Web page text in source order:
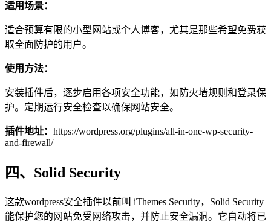
适用场景：
适合预算有限的小型网站或个人博客，尤其是那些希望免费获
取全面防护的用户。
使用方法：
安装插件后，逐步启用各项安全功能，如防火墙规则和登录保
护。定期运行安全检查以确保网站安全。
插件地址： https://wordpress.org/plugins/all-in-one-wp-security-
and-firewall/
四、Solid Security
这款wordpress安全插件以前叫 iThemes Security，Solid Security
能保护您的网站免受网络攻击，并防止安全漏洞。它自动将已